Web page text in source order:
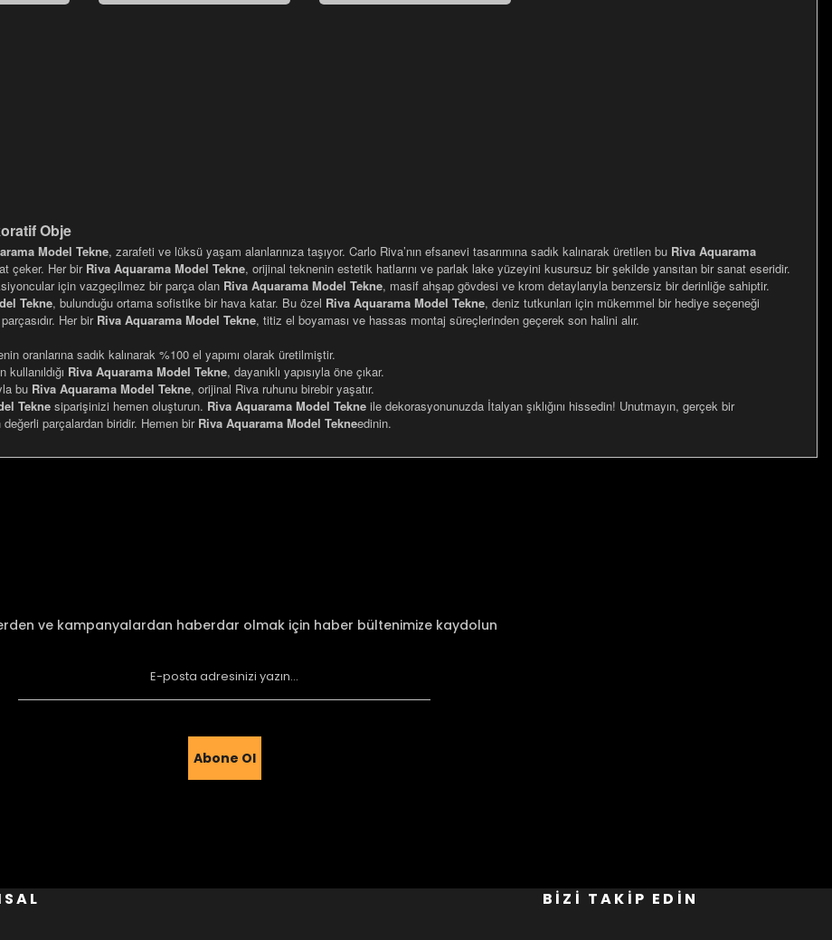
Obje
Model Tekne, zarafeti ve lüksü yaşam alanlarınıza taşıyor. Carlo Riva’nın efsanevi tasarımına sadık kalınarak üretilen bu Riva Aquarama
çeker. Her bir Riva Aquarama Model Tekne, orijinal teknenin estetik hatlarını ve parlak lake yüzeyini kusursuz bir şekilde yansıtan bir sanat eseridir.
için vazgeçilmez bir parça olan Riva Aquarama Model Tekne, masif ahşap gövdesi ve krom detaylarıyla benzersiz bir derinliğe sahiptir.
Tekne, bulunduğu ortama sofistike bir hava katar. Bu özel Riva Aquarama Model Tekne, deniz tutkunları için mükemmel bir hediye seçeneği
Her bir Riva Aquarama Model Tekne, titiz el boyaması ve hassas montaj süreçlerinden geçerek son halini alır.
oranlarına sadık kalınarak %100 el yapımı olarak üretilmiştir.
Riva Aquarama Model Tekne, dayanıklı yapısıyla öne çıkar.
bu Riva Aquarama Model Tekne, orijinal Riva ruhunu birebir yaşatır.
Tekne siparişinizi hemen oluşturun. Riva Aquarama Model Tekne ile dekorasyonunuzda İtalyan şıklığını hissedin! Unutmayın, gerçek bir
değerli parçalardan biridir. Hemen bir Riva Aquarama Model Tekneedinin.
Gönder
ve kampanyalardan haberdar olmak için haber bültenimize kaydolun
Abone Ol
BİZİ TAKİP EDİN